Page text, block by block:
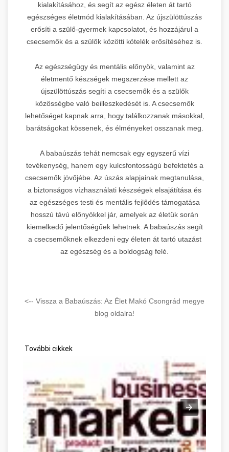
kialakításához, és segít az egész életen át tartó
egészséges életmód kialakításában. Az újszülöttúszás
erősíti a szülő-gyermek kapcsolatot, és hozzájárul a
csecsemők és a szülők közötti kötelék erősítéséhez is.
Az egészségügy és mentális előnyök, valamint az
életmentő készségek megszerzése mellett az
újszülöttúszás segíti a csecsemők és a szülők
közösségbe való beilleszkedését is. A csecsemők
lehetőséget kapnak arra, hogy találkozzanak másokkal,
barátságokat kössenek, és élményeket osszanak meg.
A babaúszás tehát nemcsak egy egyszerű vízi
tevékenység, hanem egy kulcsfontosságú befektetés a
csecsemők jövőjébe. Az úszás alapjainak megtanulása,
a biztonságos vízhasználati készségek elsajátítása és
az egészséges testi és mentális fejlődés támogatása
hosszú távú előnyökkel jár, amelyek az életük során
kiemelkedő jelentőségűek lehetnek. A babaúszás segít
a csecsemőknek elkezdeni egy életen át tartó utazást
az egészség és a boldogság felé.
<-- Vissza a Babaúszás: Az Élet Makó Csongrád megye
blog oldalra!
További cikkek